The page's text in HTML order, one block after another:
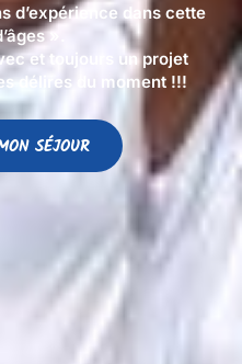
d’expérience dans cette
».
et toujours un projet
délires du moment !!!
SÉJOUR